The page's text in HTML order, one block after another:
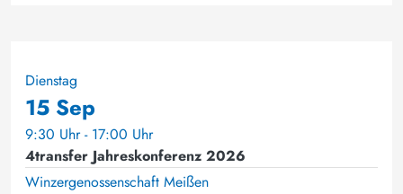
Dienstag
15 Sep
9:30 Uhr - 17:00 Uhr
4transfer Jahreskonferenz 2026
Winzergenossenschaft Meißen